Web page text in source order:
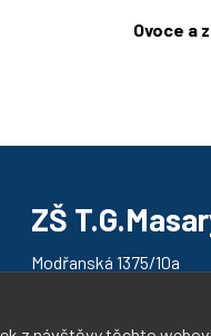
Ovoce a
ZŠ
Modřanská 1375/10a